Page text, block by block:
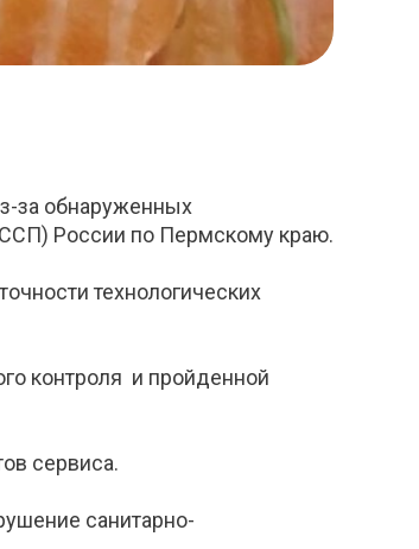
за обнаруженных
России по Пермскому краю.
технологических
контроля и пройденной
сервиса.
санитарно-